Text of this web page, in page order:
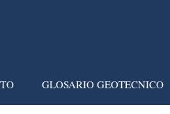
GLOSARIO GEOTECNICO